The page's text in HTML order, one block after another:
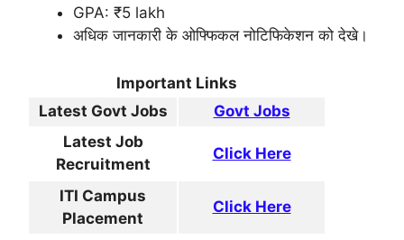
GPA: ₹5 lakh
अधिक जानकारी के ओफ्फिकल नोटिफिकेशन को देखे।
Important Links
Latest Govt Jobs
Govt Jobs
Latest Job
Recruitment
Click Here
ITI Campus
Placement
Click Here